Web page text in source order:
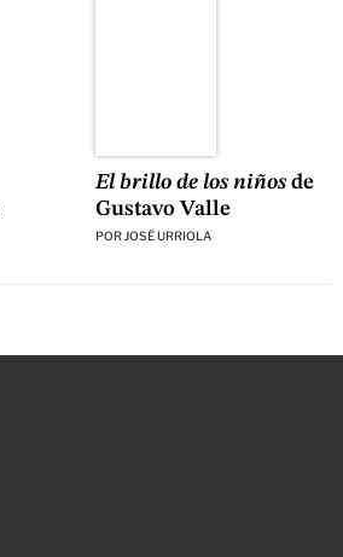
El brillo de los niñosde
Gustavo Valle
POR JOSÉ URRIOLA